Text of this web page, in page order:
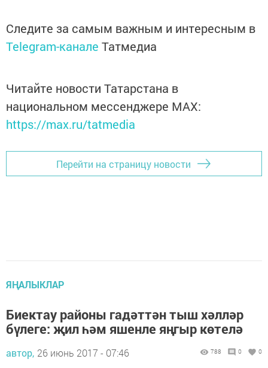
Следите за самым важным и интересным в
Telegram-канале Татмедиа
Читайте новости Татарстана в
национальном мессенджере MАХ:
https://max.ru/tatmedia
Перейти на страницу новости
ЯҢАЛЫКЛАР
Биектау районы гадәттән тыш хәлләр
бүлеге: җил һәм яшенле яңгыр көтелә
автор, 26 июнь 2017 - 07:46 788 0 0